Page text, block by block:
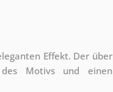
Effekt. Der über
Motivs und einen